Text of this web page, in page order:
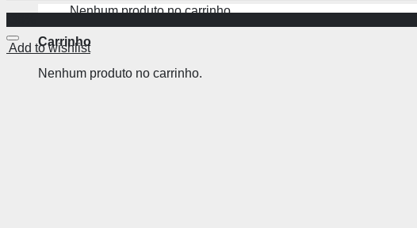
Nenhum produto no carrinho.
Carrinho
Nenhum produto no carrinho.
Add to wishlist